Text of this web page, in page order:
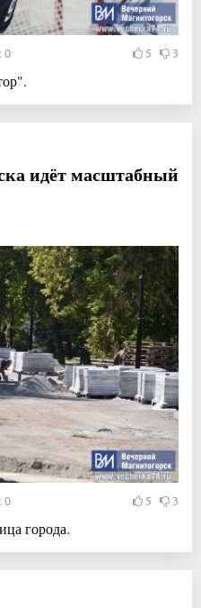
0 5 3
идёт масштабный
0 5 3
города.